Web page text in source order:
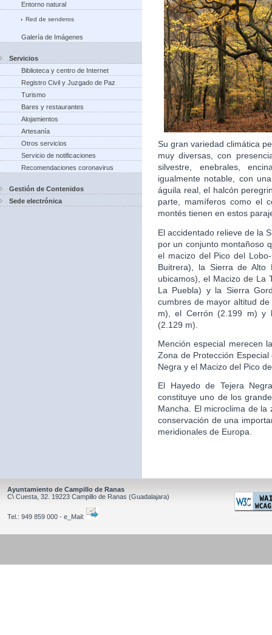
Entorno natural
Red de senderos
Galería de Imágenes
Servicios
Biblioteca y centro de Internet
Registro Civil y Juzgado de Paz
Turismo
Bares y restaurantes
Alojamientos
Artesanía
Otros servicios
Servicio de notificaciones
Recomendaciones coronavirus
Gestión de Contenidos
Sede electrónica
Su gran variedad climática
muy diversas, con
silvestre, enebrales,
igualmente notable, con
águila real, el halcón
parte, mamíferos como el
montés tienen en estos
El accidentado relieve de la
por un conjunto montañoso
el macizo del Pico del
Buitrera), la Sierra de
ubicamos), el Macizo de La
La Puebla) y la Sierra
cumbres de mayor altitud
m), el Cerrón (2.199 m) y
(2.129 m).
Mención especial merecen
Zona de Protección
Negra y el Macizo del Pico
El Hayedo de Tejera
constituye uno de los
Mancha. El microclima de
conservación de una
meridionales de Europa.
Ayuntamiento de Campillo de Ranas
C\ Cuesta, 32. 19223 Campillo de Ranas (Guadalajara)
Tel.: 949 859 000 - e_Mail: